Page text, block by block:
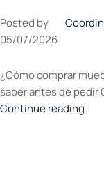
Posted by
05/07/2026
¿Cómo comprar
saber antes de pedir
Continue reading